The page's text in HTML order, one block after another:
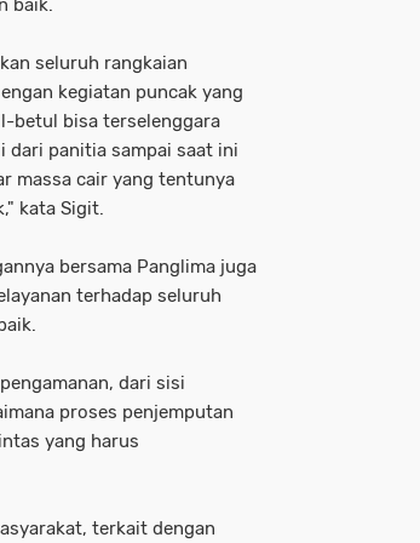
baik.
seluruh rangkaian
kegiatan puncak yang
betul bisa terselenggara
dari panitia sampai saat ini
massa cair yang tentunya
kata Sigit.
bersama Panglima juga
terhadap seluruh
dari sisi
proses penjemputan
yang harus
terkait dengan